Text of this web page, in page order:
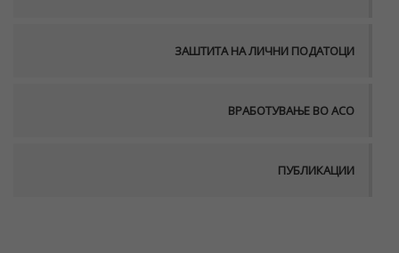
ЗАШТИТА НА ЛИЧНИ ПОДАТОЦИ
ВРАБОТУВАЊЕ ВО АСО
ПУБЛИКАЦИИ